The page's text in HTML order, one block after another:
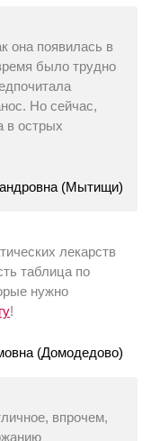
она появилась в
было трудно
Но сейчас,
в острых
(Мытищи)
лекарств
таблица по
нужно
!
(Домодедово)
впрочем,